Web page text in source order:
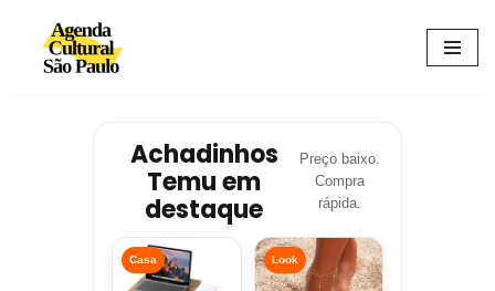
Avançar
Achadinhos
Temu em
destaque
Preço baixo.
Compra
rápida.
Casa Look